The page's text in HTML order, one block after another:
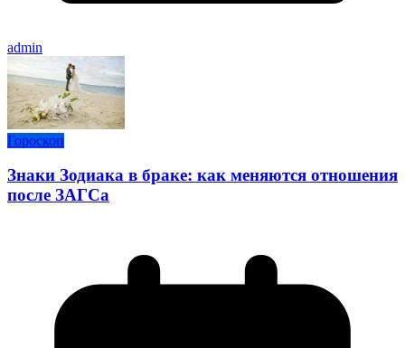
admin
Гороскоп
Знаки Зодиака в браке: как меняются отношения
после ЗАГСа